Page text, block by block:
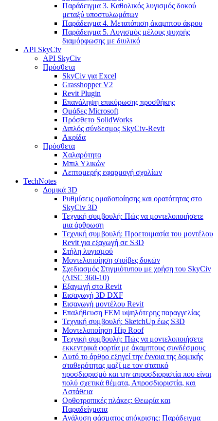
Παράδειγμα 3. Καθολικός λυγισμός δοκού
μεταξύ υποστυλωμάτων
Παράδειγμα 4. Μετατόπιση άκαμπτου άκρου
Παράδειγμα 5. Λυγισμός μέλους ψυχρής
διαμόρφωσης με διυλικό
API SkyCiv
API SkyCiv
Πρόσθετα
SkyCiv για Excel
Grasshopper V2
Revit Plugin
Επανάληψη επικύρωσης προσθήκης
Ομάδες Microsoft
Πρόσθετο SolidWorks
Διπλός σύνδεσμος SkyCiv-Revit
Ακρίδα
Πρόσθετα
Χαλαρότητα
Μπιλ Υλικών
Λεπτομερής εφαρμογή σχολίων
TechNotes
Δομικά 3D
Ρυθμίσεις ομαδοποίησης και ορατότητας στο
SkyCiv 3D
Τεχνική συμβουλή: Πώς να μοντελοποιήσετε
μια άρθρωση
Τεχνική συμβουλή: Προετοιμασία του μοντέλου
Revit για εξαγωγή σε S3D
Στήλη λυγισμού
Μοντελοποίηση στοίβες δοκών
Σχεδιασμός Στιγμιότυπου με χρήση του SkyCiv
(AISC 360-10)
Εξαγωγή στο Revit
Εισαγωγή 3D DXF
Εισαγωγή μοντέλου Revit
Επαλήθευση FEM υψηλότερης παραγγελίας
Τεχνική συμβουλή: SketchUp έως S3D
Μοντελοποίηση Hip Roof
Τεχνική συμβουλή: Πώς να μοντελοποιήσετε
εκκεντρικά φορτία με άκαμπτους συνδέσμους
Αυτό το άρθρο εξηγεί την έννοια της δομικής
σταθερότητας μαζί με τον στατικό
προσδιορισμό και την απροσδιοριστία που είναι
πολύ σχετικά θέματα, Απροσδιοριστία, και
Αστάθεια
Ορθοτροπικές πλάκες: Θεωρία και
Παραδείγματα
Ανάλυση φάσματος απόκρισης: Παράδειγμα